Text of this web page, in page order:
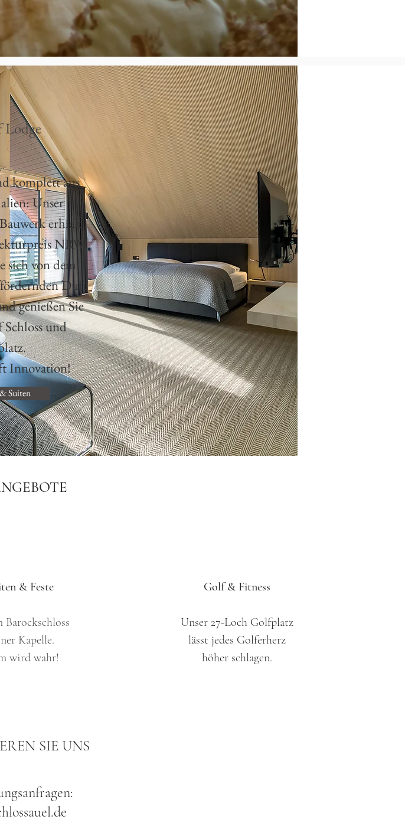
Lodge
komplett aus
Unser
erhielt
NRW.
sich von dem
Duft
genießen Sie
und
Innovation!
Suiten
& Feste
Kapelle.
wird wahr!
Golf & Fitness
Unser27-Loch Golfplatz
lässt jedes Golferherz
höher schlagen.
SIE UNS